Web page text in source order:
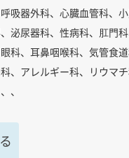
吸器外科、心臓血管科、
泌尿器科、性病科、肛門
科、耳鼻咽喉科、気管食
、アレルギー科、リウマ
、